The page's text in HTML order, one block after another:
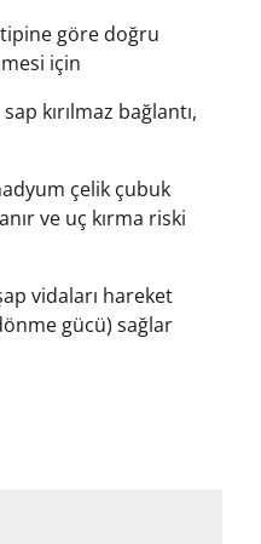
göre doğru
için
kırılmaz bağlantı,
çelik çubuk
ve uç kırma riski
vidaları hareket
gücü) sağlar